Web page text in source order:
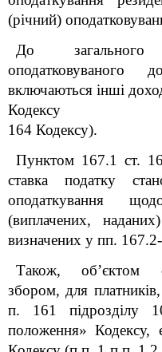
(річний)
До загального
оподатковуваного
включаються інші
Кодексу
164 Кодексу).
Пунктом 167.1 ст.
ставка податку
оподаткування
(виплачених,
визначених у пп.
Також, об’єктом
збором, для
п. 161
підрозділу
положення» Кодексу,